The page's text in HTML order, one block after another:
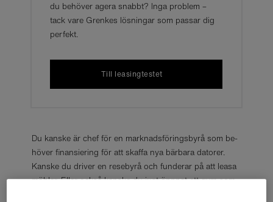
du behöver agera snabbt? Inga problem –
tack vare Grenkes lösningar som passar dig
perfekt.
Till leasingtestet
Du kanske är chef för en mark­nads­fö­rings­by­rå som be­
hö­ver fi­nan­sie­ring för att skaf­fa nya bär­ba­ra da­to­rer.
Kanske du dri­ver en re­se­by­rå och fun­de­rar på att leasa
möb­ler. Eller också kanske du just öpp­nat ett gym som